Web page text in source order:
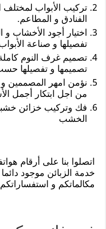
تركيب الأبواب لمختلف
الفنادق و المطاعم.
اختيار أجود الأخشاب
تفصيلها و صناعة
تصميم غرف النوم
تصميمها و تفصيلها
نؤمن امهر المصممين و
من اجل ابتكار أجمل
فك وتركيب خزائن
الخشب
اتصلوا بنا على أرقام
خدمة الزبائن موجود
مكالماتكم و